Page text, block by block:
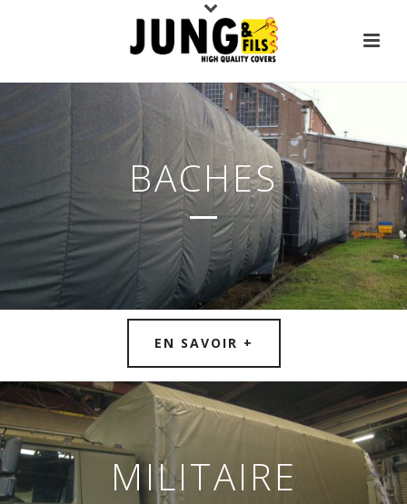
BACHES
EN SAVOIR +
MILITAIRE